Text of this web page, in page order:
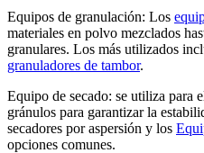
Equipos de granulación: Los
materiales en polvo mezclados
granulares. Los más utilizados
granuladores de tambor.
Equipo de secado: se utiliza para
gránulos para garantizar la
secadores por aspersión y los
opciones comunes.